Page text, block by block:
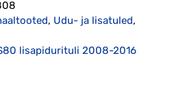
, Udu- ja lisatuled,
lisapidurituli 2008-2016